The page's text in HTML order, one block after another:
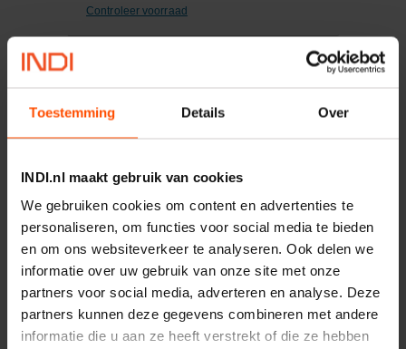
Toestemming Details Over
INDI.nl maakt gebruik van cookies
We gebruiken cookies om content en advertenties te
personaliseren, om functies voor social media te bieden
en om ons websiteverkeer te analyseren. Ook delen we
informatie over uw gebruik van onze site met onze
partners voor social media, adverteren en analyse. Deze
partners kunnen deze gegevens combineren met andere
informatie die u aan ze heeft verstrekt of die ze hebben
Controleer voorraad
Reserve-steel essen 380mm
− Aantal +
Controleer voorraad
Vergelijken